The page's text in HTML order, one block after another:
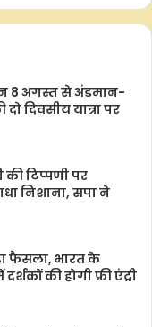
8 अगस्त से अंडमान-
दिवसीय यात्रा पर
की टिप्पणी पर
निशाना, सपा ने
फैसला, भारत के
की होगी फ्री एंट्री